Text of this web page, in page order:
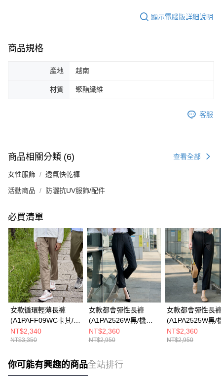
顯示電腦版詳細說明
商品規格
產地 越南
材質 聚酯纖維
客服
商品相關分類 (6) 查看全部
女性服飾 透氣快乾褲
活動商品 防曬抗UV服飾/配件
必買清單
女款循環輕薄長褲
(A1PAFF09WC卡其/工
裝感/多口袋設計/都會
休閒)
NT$2,340
NT$3,350
女款都會彈性長褲
(A1PA2526W黑/機能
長褲/休閒長褲/商務長
褲)
NT$2,360
NT$2,950
女款都會彈性長
(A1PA2525W黑/
長褲/休閒長褲/商
褲)
NT$2,360
NT$2,950
你可能有興趣的商品全站排行